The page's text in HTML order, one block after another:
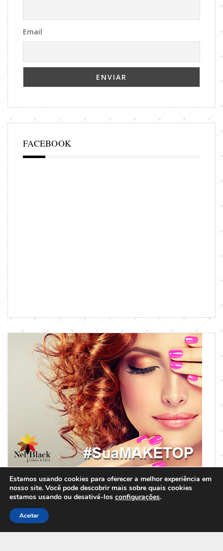
Email
FACEBOOK
MANTIDO POR WORDPRESS
SOBRE MIM
CONTATO HOME
TERMOS DE USO E CONDIÇÕES
Estamos usando cookies para oferecer a melhor experiência em
nosso site. Você pode descobrir mais sobre quais cookies
estamos usando ou desativá-los configurações.
Aceitar